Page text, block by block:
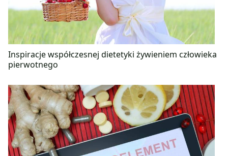
Inspiracje współczesnej dietetyki żywieniem człowieka
pierwotnego